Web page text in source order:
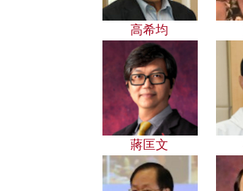
高希均
蔣匡文